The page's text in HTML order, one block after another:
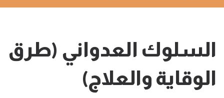
السلوك العدواني (طرق
الوقاية والعلاج)